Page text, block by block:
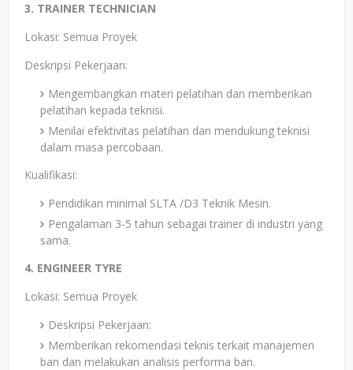
3. TRAINER TECHNICIAN
Lokasi: Semua Proyek
Deskripsi Pekerjaan:
Mengembangkan materi pelatihan dan memberikan
pelatihan kepada teknisi.
Menilai efektivitas pelatihan dan mendukung teknisi
dalam masa percobaan.
Kualifikasi:
Pendidikan minimal SLTA /D3 Teknik Mesin.
Pengalaman 3-5 tahun sebagai trainer di industri yang
sama.
4. ENGINEER TYRE
Lokasi: Semua Proyek
Deskripsi Pekerjaan:
Memberikan rekomendasi teknis terkait manajemen
ban dan melakukan analisis performa ban.